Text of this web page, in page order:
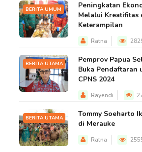
BERITA UMUM
Peningkatan
Melalui Kreatifitas
Keterampilan
Ratna
BERITA UTAMA
Pemprov Papua
Buka Pendaftaran
CPNS 2024
Rayendi
BERITA UTAMA
Tommy Soeharto
di Merauke
Ratna